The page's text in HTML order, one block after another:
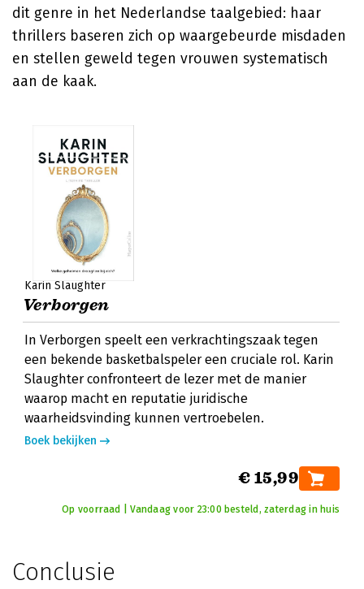
dit genre in het Nederlandse taalgebied: haar
thrillers baseren zich op waargebeurde misdaden
en stellen geweld tegen vrouwen systematisch
aan de kaak.
Karin Slaughter
Verborgen
In Verborgen speelt een verkrachtingszaak tegen
een bekende basketbalspeler een cruciale rol. Karin
Slaughter confronteert de lezer met de manier
waarop macht en reputatie juridische
waarheidsvinding kunnen vertroebelen.
Boek bekijken
€ 15,99
Op voorraad | Vandaag voor 23:00 besteld, zaterdag in huis
Conclusie